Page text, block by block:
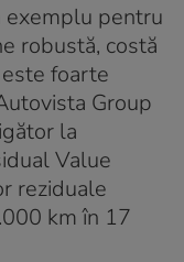
exemplu pentru
robustă, costă
foarte
Group
la
Value
reziduale
km în 17